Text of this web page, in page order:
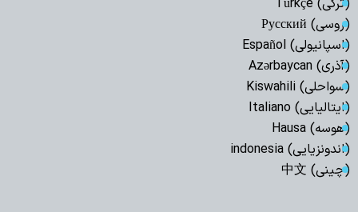
(ترکی) Türkçe
(روسی) Русский
(اسپانیولی) Español
(آذری) Azərbaycan
(سواحلی) Kiswahili
(ایتالیایی) Italiano
(هوسه) Hausa
(اندونزیایی) indonesia
(چینی) 中文